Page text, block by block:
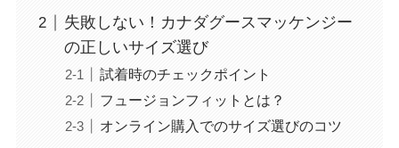
失敗しない！カナダグースマッケンジー
の正しいサイズ選び
試着時のチェックポイント
フュージョンフィットとは？
オンライン購入でのサイズ選びのコツ